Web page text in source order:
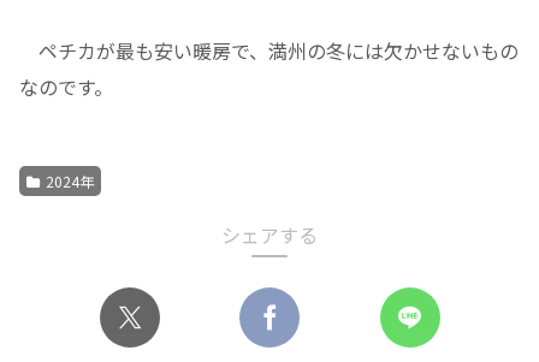
ペチカが最も安い暖房で、満州の冬には欠かせないもの
なのです。
2024年
シェアする